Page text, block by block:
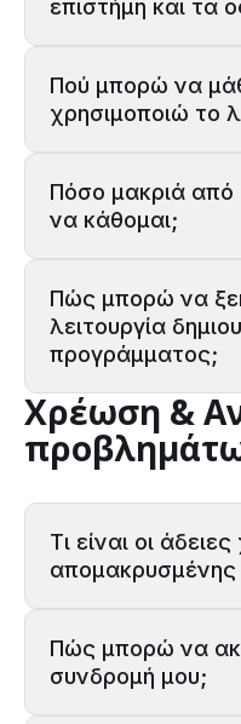
επιστήμη και τα
Σειρά βίντεο
πελάτες)
Πού μπορώ να
χρησιμοποιώ το
Πόσο μακριά από
να κάθομαι;
Πώς μπορώ να
λειτουργία
προγράμματος;
Χρέωση &
Τι είναι οι
Πώς μπορώ να
συνδρομή μου;